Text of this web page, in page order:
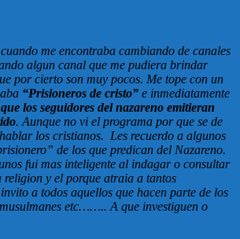
me encontraba cambiando de canales
algun canal que me pudiera brindar
por cierto son muy pocos. Me tope con un
“Prisioneros de cristo” e inmediatamente
los seguidores del nazareno emitieran
. Aunque no vi el programa por que se de
los cristianos. Les recuerdo a algunos
de los que predican del Nazareno.
fui mas inteligente al indagar o consultar
religion y el porque atraia a tantos
a todos aquellos que hacen parte de los
etc…….. A que investiguen o